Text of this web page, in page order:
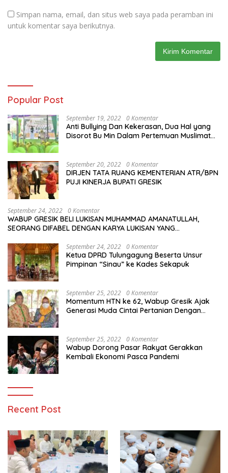
Simpan nama, email, dan situs web saya pada peramban ini
untuk komentar saya berikutnya.
Popular Post
September 19, 2022 0 Komentar
Anti Bullying Dan Kekerasan, Dua Hal yang
Disorot Bu Min Dalam Pertemuan Muslimat
September 20, 2022 0 Komentar
DIRJEN TATA RUANG KEMENTERIAN ATR/BPN
PUJI KINERJA BUPATI GRESIK
September 24, 2022 0 Komentar
WABUP GRESIK BELI LUKISAN MUHAMMAD AMANATULLAH,
SEORANG DIFABEL DENGAN KARYA LUKISAN YANG
September 24, 2022 0 Komentar
Ketua DPRD Tulungagung Beserta Unsur
Pimpinan “Sinau” ke Kades Sekapuk
September 25, 2022 0 Komentar
Momentum HTN ke 62, Wabup Gresik Ajak
Generasi Muda Cintai Pertanian Dengan
September 25, 2022 0 Komentar
Wabup Dorong Pasar Rakyat Gerakkan
Kembali Ekonomi Pasca Pandemi
Recent Post